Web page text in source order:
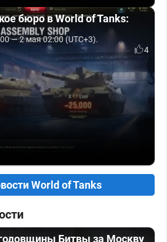
бюро в World of Tanks:
— 2 мая 02:00 (UTC+3).
4
World of Tanks
Битвы за Москву